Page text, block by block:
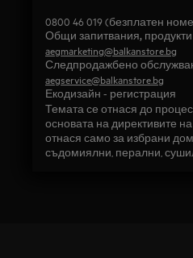
0800 46 019 (безплатен
Общи запитвания,
aegmarketing@balkanstore.bg
Следпродажбено
aegservice@balkanstore.bg
Екодизайн - регистрация
Темата се отнася до
основата на директивите
отнася само за избрани
съдомиялни, перални,